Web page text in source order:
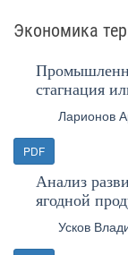
Экономика
стагнация
Ларионов
PDF
Анализ
ягодной
Усков